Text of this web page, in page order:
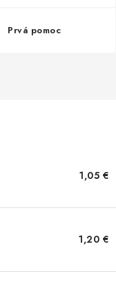
Prvá pomoc
1,05 €
1,20 €